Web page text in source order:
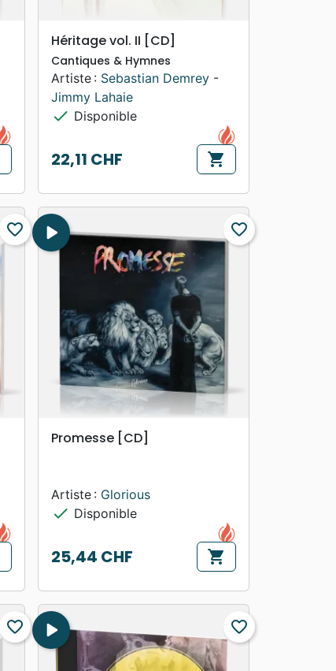
search APERÇU RAPIDE
Héritage vol. II [CD]
Cantiques & Hymnes
Artiste : Sebastian Demrey-
Jimmy Lahaie
check Disponible
Prix
22,11 CHF shopping_cart
favorite_border
search APERÇU RAPIDE
play_arrow favorite_border
Promesse [CD]
Artiste : Glorious
check Disponible
Prix
25,44 CHF shopping_cart
favorite_border play_arrow favorite_border